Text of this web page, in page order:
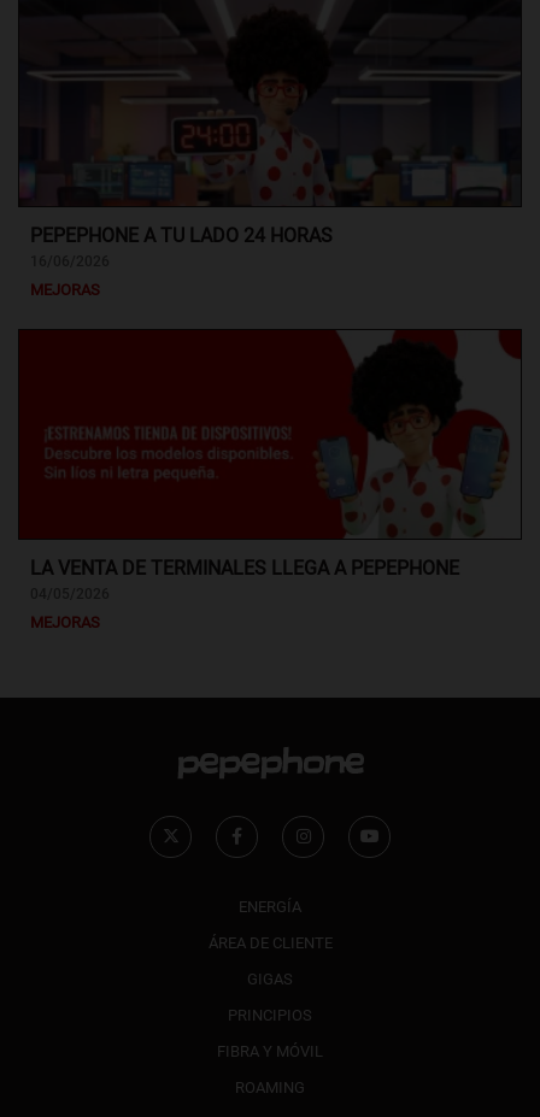
PEPEPHONE A TU LADO 24 HORAS
MEJORAS
LA VENTA DE TERMINALES LLEGA A PEPEPHONE
MEJORAS
ENERGÍA
ÁREA DE CLIENTE
GIGAS
PRINCIPIOS
FIBRA Y MÓVIL
ROAMING